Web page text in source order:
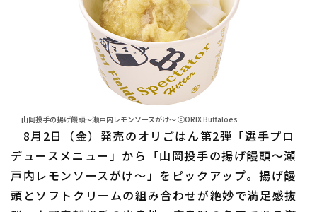
山岡投手の揚げ饅頭～瀬戸内レモンソースがけ～ ⓒORIX Buffaloes
8月2日（金）発売のオリごはん第2弾「選手プロ
デュースメニュー」から「山岡投手の揚げ饅頭〜瀬
戸内レモンソースがけ〜」をピックアップ。揚げ饅
頭とソフトクリームの組み合わせが絶妙で満足感抜